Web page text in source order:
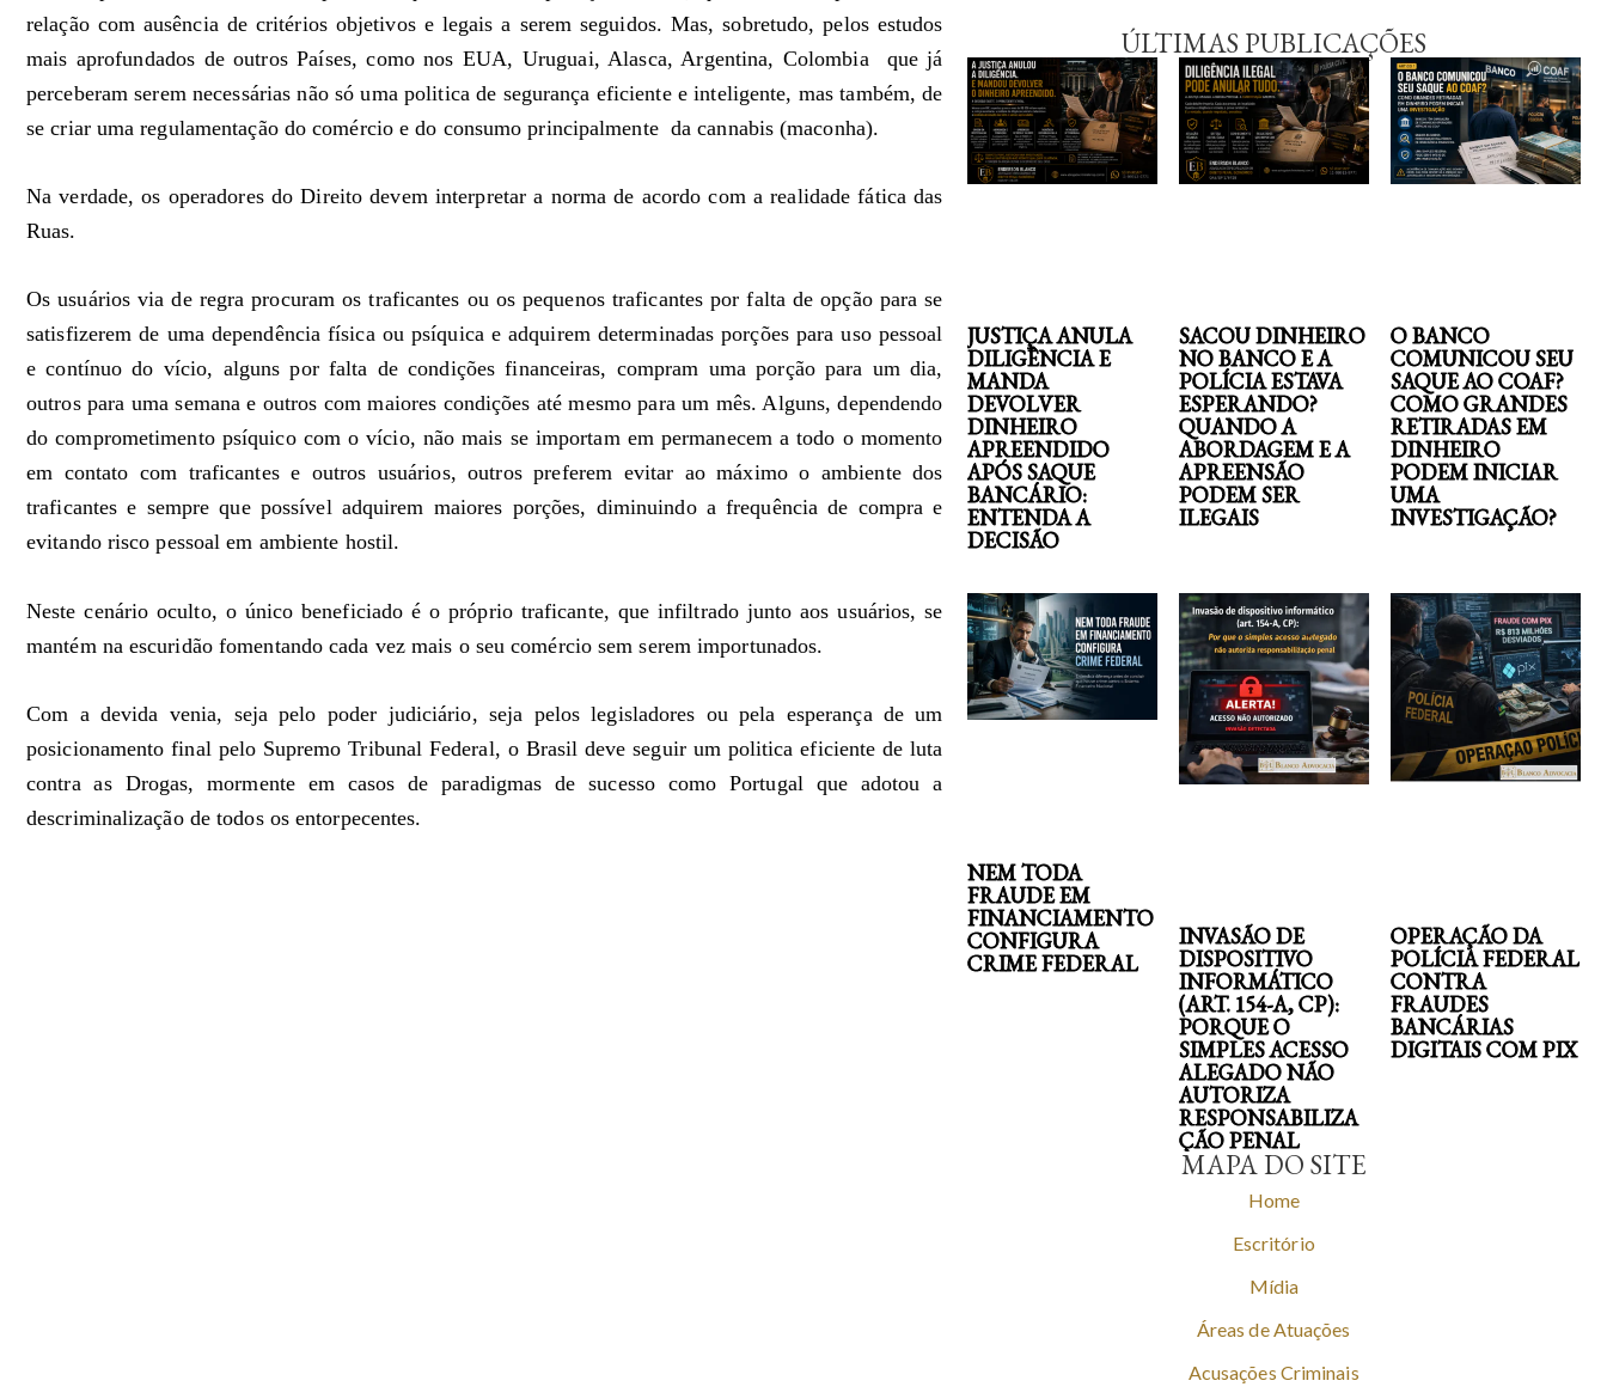
relação com ausência de critérios objetivos e legais a serem seguidos. Mas, sobretudo, pelos estudos
mais aprofundados de outros Países, como nos EUA, Uruguai, Alasca, Argentina, Colombia que já
perceberam serem necessárias não só uma politica de segurança eficiente e inteligente, mas também, de
se criar uma regulamentação do comércio e do consumo principalmente da cannabis (maconha).
Na verdade, os operadores do Direito devem interpretar a norma de acordo com a realidade fática das
Ruas.
Os usuários via de regra procuram os traficantes ou os pequenos traficantes por falta de opção para se
satisfizerem de uma dependência física ou psíquica e adquirem determinadas porções para uso pessoal
e contínuo do vício, alguns por falta de condições financeiras, compram uma porção para um dia,
outros para uma semana e outros com maiores condições até mesmo para um mês. Alguns, dependendo
do comprometimento psíquico com o vício, não mais se importam em permanecem a todo o momento
em contato com traficantes e outros usuários, outros preferem evitar ao máximo o ambiente dos
traficantes e sempre que possível adquirem maiores porções, diminuindo a frequência de compra e
evitando risco pessoal em ambiente hostil.
Neste cenário oculto, o único beneficiado é o próprio traficante, que infiltrado junto aos usuários, se
mantém na escuridão fomentando cada vez mais o seu comércio sem serem importunados.
Com a devida venia, seja pelo poder judiciário, seja pelos legisladores ou pela esperança de um
posicionamento final pelo Supremo Tribunal Federal, o Brasil deve seguir um politica eficiente de luta
contra as Drogas, mormente em casos de paradigmas de sucesso como Portugal que adotou a
descriminalização de todos os entorpecentes.
ÚLTIMAS PUBLICAÇÕES
JUSTIÇA ANULA
DILIGÊNCIA E
MANDA
DEVOLVER
DINHEIRO
APREENDIDO
APÓS SAQUE
BANCÁRIO:
ENTENDA A
DECISÃO
SACOU DINHEIRO
NO BANCO E A
POLÍCIA ESTAVA
ESPERANDO?
QUANDO A
ABORDAGEM E A
APREENSÃO
PODEM SER
ILEGAIS
O BANCO
COMUNICOU SEU
SAQUE AO COAF?
COMO GRANDES
RETIRADAS EM
DINHEIRO
PODEM INICIAR
UMA
INVESTIGAÇÃO?
NEM TODA
FRAUDE EM
FINANCIAMENTO
CONFIGURA
CRIME FEDERAL
INVASÃO DE
DISPOSITIVO
INFORMÁTICO
(ART. 154-A, CP):
PORQUE O
SIMPLES ACESSO
ALEGADO NÃO
AUTORIZA
RESPONSABILIZA
ÇÃO PENAL
OPERAÇÃO DA
POLÍCIA FEDERAL
CONTRA
FRAUDES
BANCÁRIAS
DIGITAIS COM PIX
MAPA DO SITE
Home
Escritório
Mídia
Áreas de Atuações
Acusações Criminais